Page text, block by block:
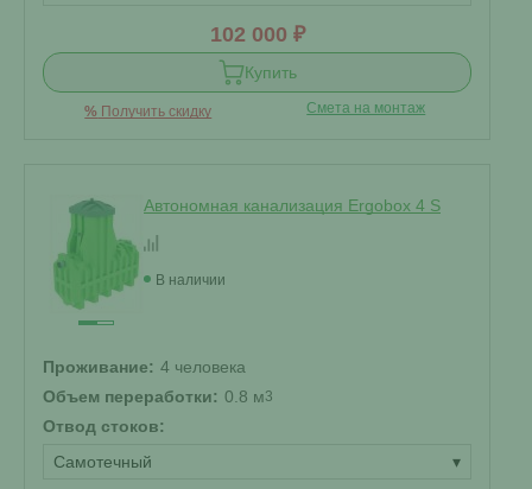
102 000 ₽
Купить
% Получить скидку Смета на монтаж
Автономная канализация Ergobox 4 S
В наличии
Проживание: 4 человека
Объем переработки: 0.8 м3
Отвод стоков:
Самотечный
▾